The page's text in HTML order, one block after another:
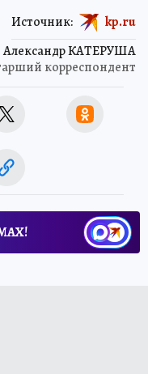
Александр КАТЕРУША
корреспондент
Источник: kp.ru